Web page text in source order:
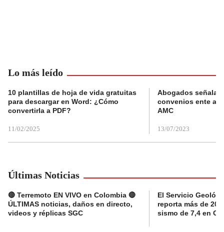
Lo más leído
10 plantillas de hoja de vida gratuitas
para descargar en Word: ¿Cómo
convertirla a PDF?
11/02/2025
Abogados
convenios ente
AMC
13/07/2023
Últimas Noticias
🔴 Terremoto EN VIVO en Colombia 🔴
ÚLTIMAS noticias, daños en directo,
videos y réplicas SGC
El Servicio
reporta más de 20
sismo de 7,4 en